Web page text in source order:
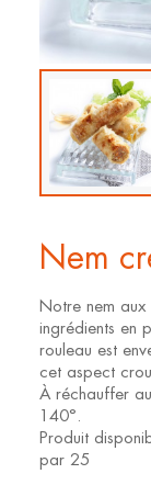
Nem
Notre nem
ingrédients en
rouleau est
cet aspect
À réchauffer
140°.
Produit
par 25